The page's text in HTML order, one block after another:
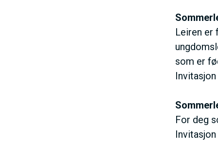
I
N
M
E
N
Leiren er
som er
For deg